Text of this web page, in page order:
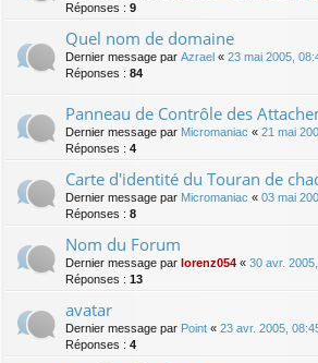
Réponses : 9
Quel nom de domaine
Dernier message par Azrael « 23 mai 2005,
Réponses : 84
Panneau de Contrôle des
Dernier message par Micromaniac « 21 mai
Réponses : 4
Carte d'identité du Touran de
Dernier message par Micromaniac « 03 mai
Réponses : 8
Nom du Forum
Dernier message par lorenz054 « 30 avr.
Réponses : 13
avatar
Dernier message par Point « 23 avr. 2005,
Réponses : 4